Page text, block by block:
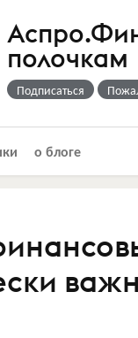
полочкам
Подписаться
о блоге